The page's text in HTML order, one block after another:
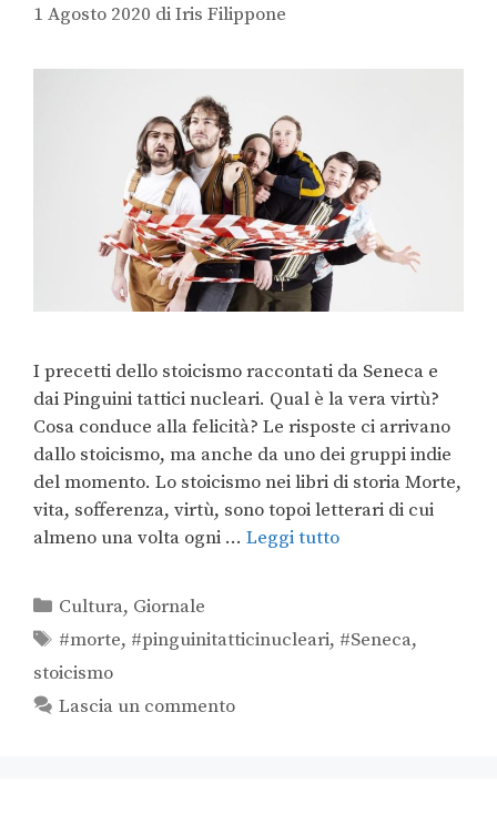
1 Agosto 2020 diIris Filippone
I precetti dello stoicismo raccontati da Seneca e
dai Pinguini tattici nucleari. Qual è la vera virtù?
Cosa conduce alla felicità? Le risposte ci arrivano
dallo stoicismo, ma anche da uno dei gruppi indie
del momento. Lo stoicismo nei libri di storia Morte,
vita, sofferenza, virtù, sono topoi letterari di cui
almeno una volta ogni … Leggi tutto
Cultura, Giornale
#morte, #pinguinitatticinucleari, #Seneca,
stoicismo
Lascia un commento